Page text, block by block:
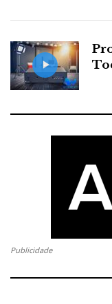
Publicidade